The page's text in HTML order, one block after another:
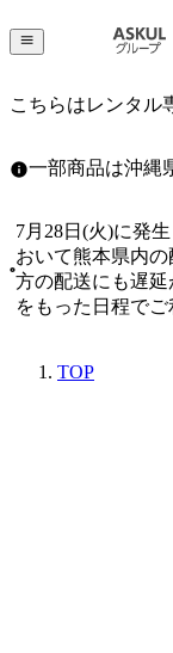
こちらはレンタル
一部商品は沖縄
7月28日(火)に発
おいて熊本県内
方の配送にも遅
をもった日程でご
TOP